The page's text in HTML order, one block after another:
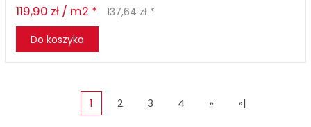
119,90 zł / m2 *
137,64 zł *
Do koszyka
1 2 3 4 » »|